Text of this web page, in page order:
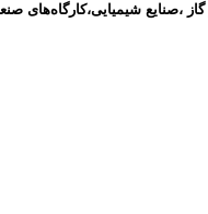
،صنایع شیمیایی،کارگاه‌های